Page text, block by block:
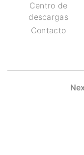
Centro de
descargas
Contacto